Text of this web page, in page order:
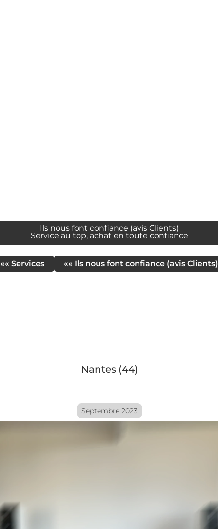
Ils nous font confiance (avis Clients)
Service au top, achat en toute confiance
«« Services «« Ils nous font confiance (avis Clients)
Nantes (44)
Septembre 2023